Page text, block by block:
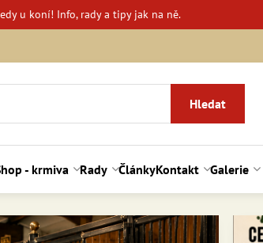
u koní! Info, rady a tipy jak na ně.
Hledat
- krmiva Rady ČlánkyKontakt Galerie